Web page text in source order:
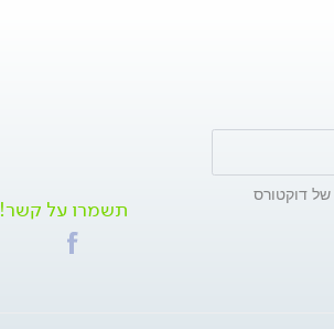
של דוקטורס
תשמרו על קשר!